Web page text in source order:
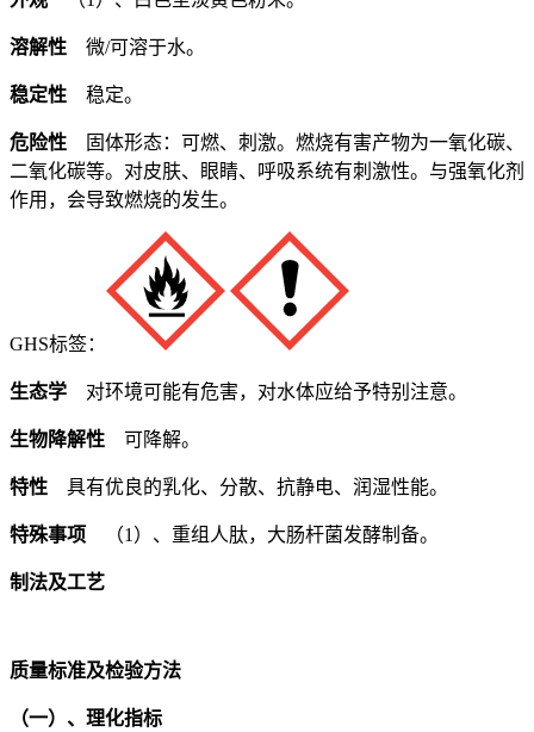
溶解性 微/可溶于水。
稳定性 稳定。
危险性
固体形态：可燃、刺激。燃烧有害产物为一氧化碳、
二氧化碳等。对皮肤、眼睛、呼吸系统有刺激性。与强氧化剂
作用，会导致燃烧的发生。
GHS标签：
生态学 对环境可能有危害，对水体应给予特别注意。
生物降解性 可降解。
特性 具有优良的乳化、分散、抗静电、润湿性能。
特殊事项 （1）、重组人肽，大肠杆菌发酵制备。
制法及工艺
质量标准及检验方法
（一）、理化指标